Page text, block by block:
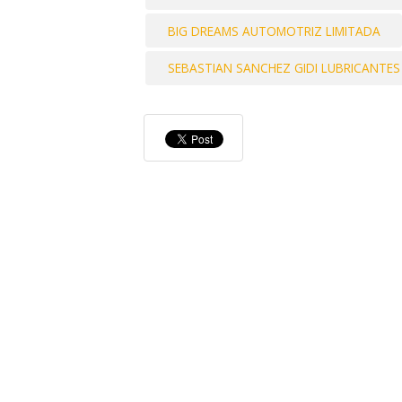
BIG DREAMS AUTOMOTRIZ LIMITADA
SEBASTIAN SANCHEZ GIDI